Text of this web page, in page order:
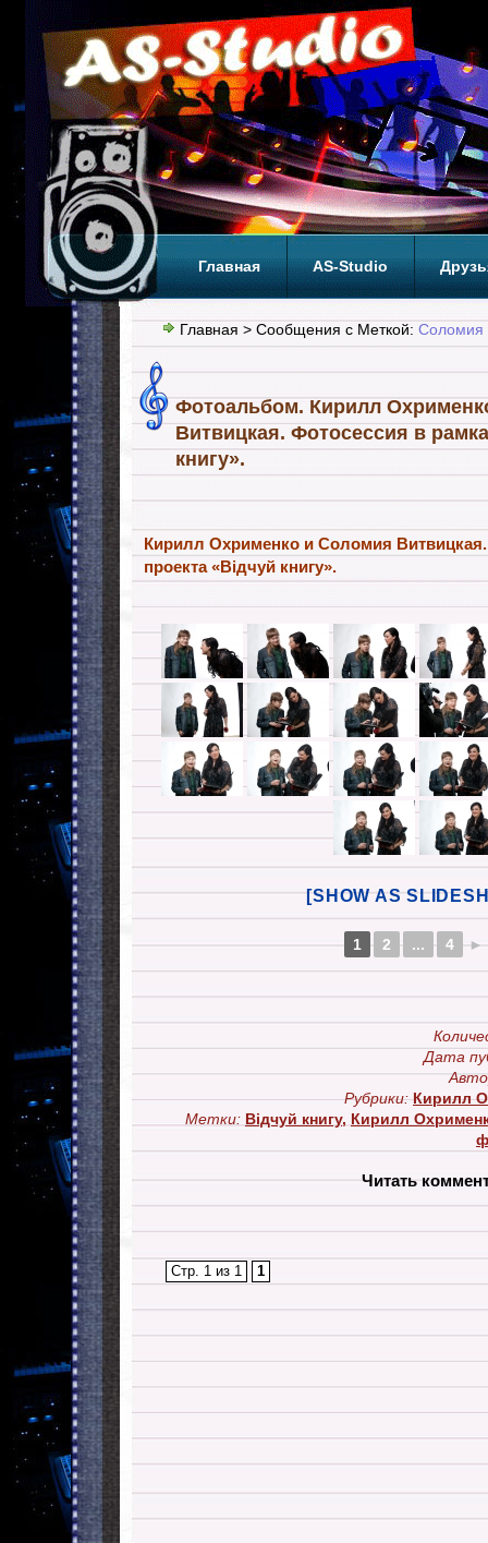
Главная AS-Studio
Теги ТОП
Главная > Сообщения с Меткой: Соломия
Фотоальбом. Кирилл
Витвицкая. Фотосессия в
книгу».
Кирилл Охрименко и Соломия
проекта «Відчуй книгу».
[SHOW AS
1 2 ... 4 ►
Дата
Рубрики: Кирилл
Метки: Відчуй книгу, Кирилл
Читать
Стр. 1 из 1 1